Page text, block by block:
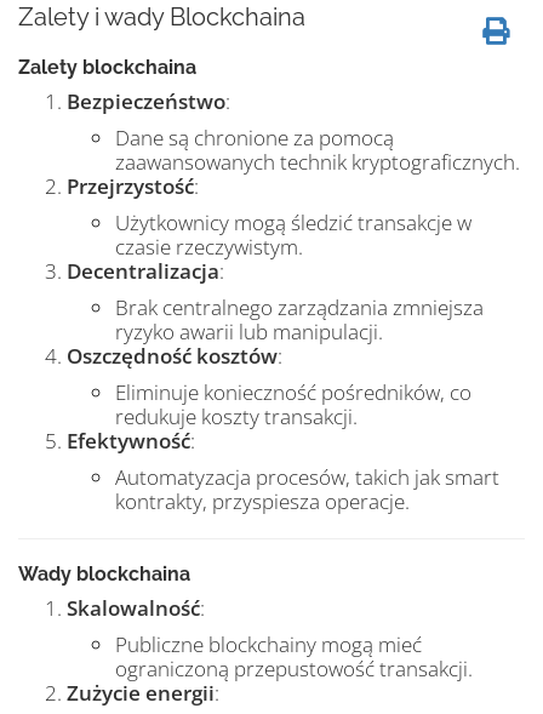
Zalety i wady Blockchaina
Zalety blockchaina
Bezpieczeństwo:
Dane są chronione za pomocą
zaawansowanych technik kryptograficznych.
Przejrzystość:
Użytkownicy mogą śledzić transakcje w
czasie rzeczywistym.
Decentralizacja:
Brak centralnego zarządzania zmniejsza
ryzyko awarii lub manipulacji.
Oszczędność kosztów:
Eliminuje konieczność pośredników, co
redukuje koszty transakcji.
Efektywność:
Automatyzacja procesów, takich jak smart
kontrakty, przyspiesza operacje.
Wady blockchaina
Skalowalność:
Publiczne blockchainy mogą mieć
ograniczoną przepustowość transakcji.
Zużycie energii: